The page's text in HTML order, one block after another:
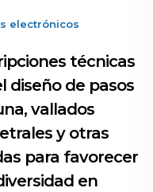
electrónicos
técnicas
diseño de pasos
vallados
y otras
para favorecer
en